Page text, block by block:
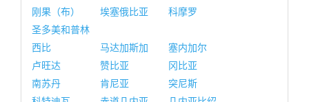
刚果（布）
埃塞俄比亚
科摩罗
圣多美和普林
西比
马达加斯加
塞内加尔
卢旺达
赞比亚
冈比亚
南苏丹
肯尼亚
突尼斯